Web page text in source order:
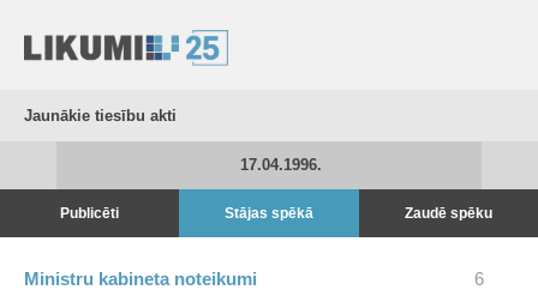
Jaunākie tiesību akti
17.04.1996.
Publicēti Stājas spēkā Zaudē spēku
Ministru kabineta noteikumi 6